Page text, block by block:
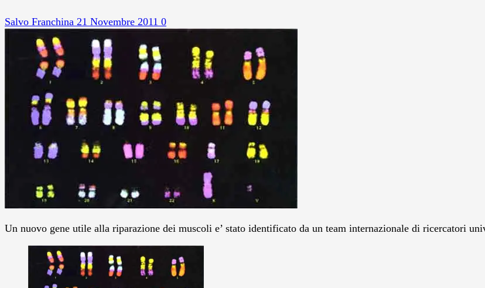
Salvo Franchina 21 Novembre 2011 0
Un nuovo gene utile alla riparazione dei muscoli e’ stato identificato da un team internazionale di ricercatori